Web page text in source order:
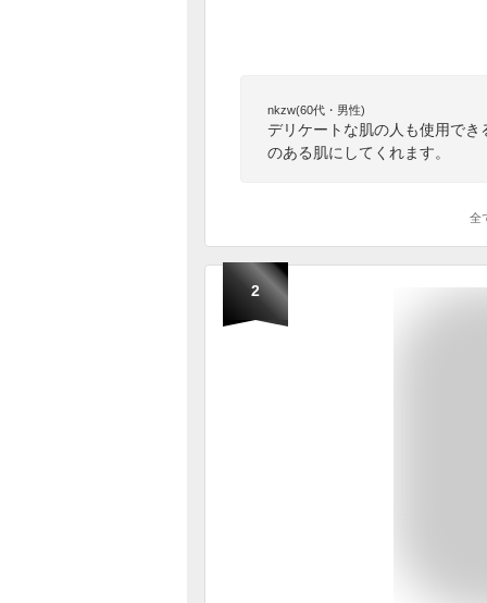
nkzw(60代・男性)
デリケートな肌の人も使用で
のある肌にしてくれます。
全
2